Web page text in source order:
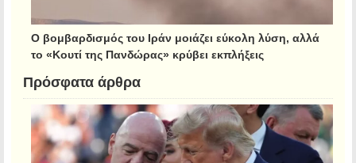
Ο βομβαρδισμός του Ιράν μοιάζει εύκολη λύση, αλλά
το «Κουτί της Πανδώρας» κρύβει εκπλήξεις
Πρόσφατα άρθρα